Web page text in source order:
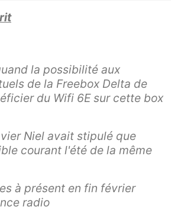
la possibilité aux
de la Freebox Delta de
du Wifi 6E sur cette box
Niel avait stipulé que
courant l'été de la même
à présent en fin février
radio